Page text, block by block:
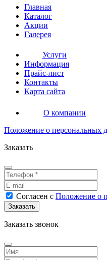
Главная
Каталог
Акции
Галерея
Услуги
Информация
Прайс-лист
Контакты
Карта сайта
О компании
Положение о персональных
Заказать
Согласен с Положение о
Заказать звонок